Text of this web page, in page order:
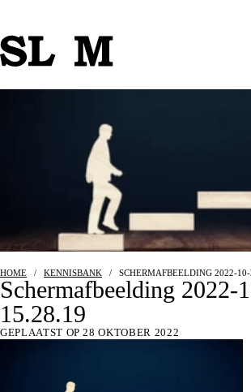
HOME / KENNISBANK / SCHERMAFBEELDING 2022-
Schermafbeelding 2022-
15.28.19
GEPLAATST OP 28 OKTOBER 2022